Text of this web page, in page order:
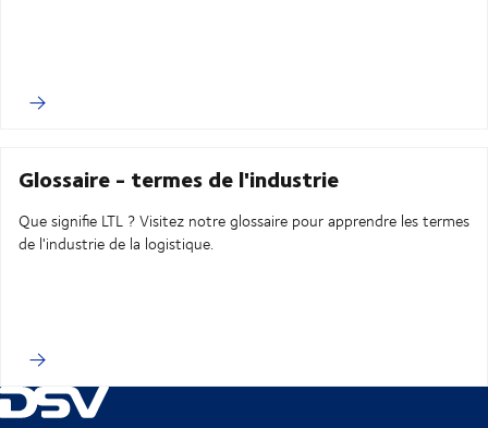
Glossaire - termes de l'industrie
Que signifie LTL ? Visitez notre glossaire pour apprendre les termes
de l'industrie de la logistique.